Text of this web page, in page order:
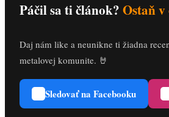
Páčil sa ti článok? Ostaň v
Daj nám like a neunikne ti žiadna
metalovej komunite. 🤘
Sledovať na Facebooku